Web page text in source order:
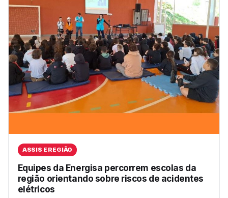
ASSIS E REGIÃO
Equipes da Energisa percorrem escolas da
região orientando sobre riscos de acidentes
elétricos